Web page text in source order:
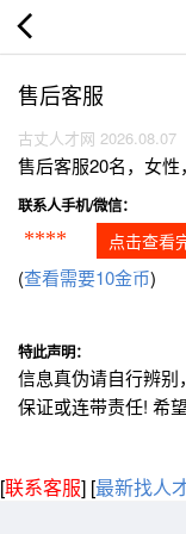
售后客服
古丈人才网 2026.08.07
售后客服20名，女
联系人手机/微信：
**** 点击查看
(查看需要10金币)
特此声明：
信息真伪请自行辨
保证或连带责任! 希
[联系客服] [最新找人